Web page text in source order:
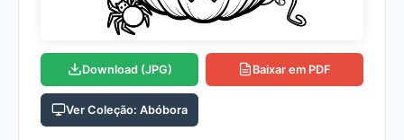
Download (JPG) Baixar em PDF
Ver Coleção: Abóbora